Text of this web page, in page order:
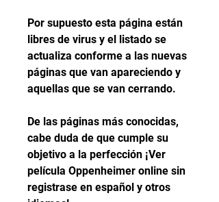
Por supuesto esta página están
libres de virus y el listado se
actualiza conforme a las nuevas
páginas que van apareciendo y
aquellas que se van cerrando.
De las páginas más conocidas,
cabe duda de que cumple su
objetivo a la perfección ¡Ver
película Oppenheimer online sin
registrase en español y otros